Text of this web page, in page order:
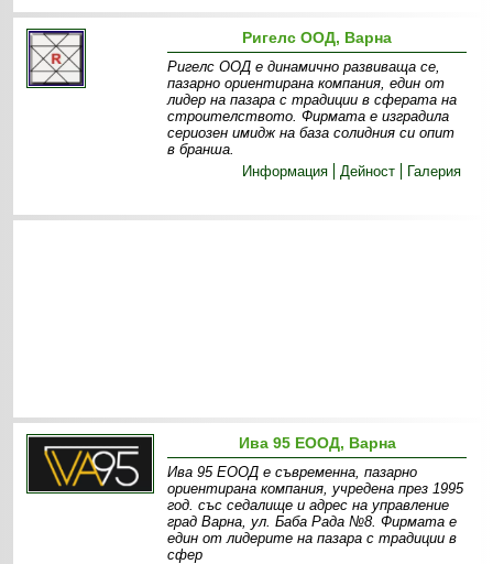
Ригелс ООД, Варна
Ригелс ООД е динамично развиваща се,
пазарно ориентирана компания, един от
лидер на пазара с традиции в сферата на
строителството. Фирмата е изградила
сериозен имидж на база солидния си опит
в бранша.
Информация
Дейност Галерия
Ива 95 ЕООД, Варна
Ива 95 ЕООД е съвременна, пазарно
ориентирана компания, учредена през 1995
год. със седалище и адрес на управление
град Варна, ул. Баба Рада №8. Фирмата е
един от лидерите на пазара с традиции в
сфер